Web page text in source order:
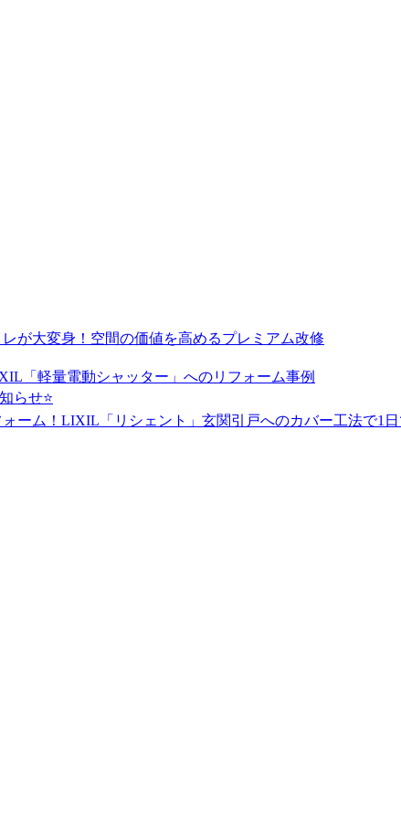
が大変身！空間の価値を高めるプレミアム改修
「軽量電動シャッター」へのリフォーム事例
らせ⭐
ーム！LIXIL「リシェント」玄関引戸へのカバー工法で1日